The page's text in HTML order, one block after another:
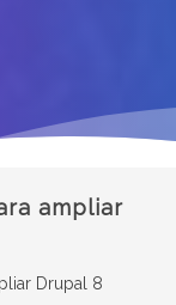
ampliar
Drupal 8